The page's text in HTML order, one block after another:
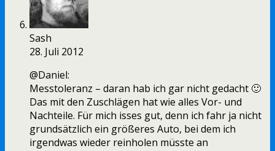
Sash
28. Juli 2012
@Daniel:
Messtoleranz – daran hab ich gar nicht gedacht 🙂
Das mit den Zuschlägen hat wie alles Vor- und
Nachteile. Für mich isses gut, denn ich fahr ja nicht
grundsätzlich ein größeres Auto, bei dem ich
irgendwas wieder reinholen müsste an